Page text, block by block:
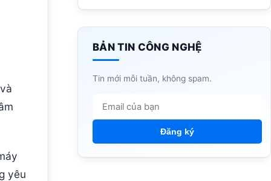
yêu
BẢN TIN CÔNG NGHỆ
Tin mới mỗi tuần, không spam.
Đăng ký